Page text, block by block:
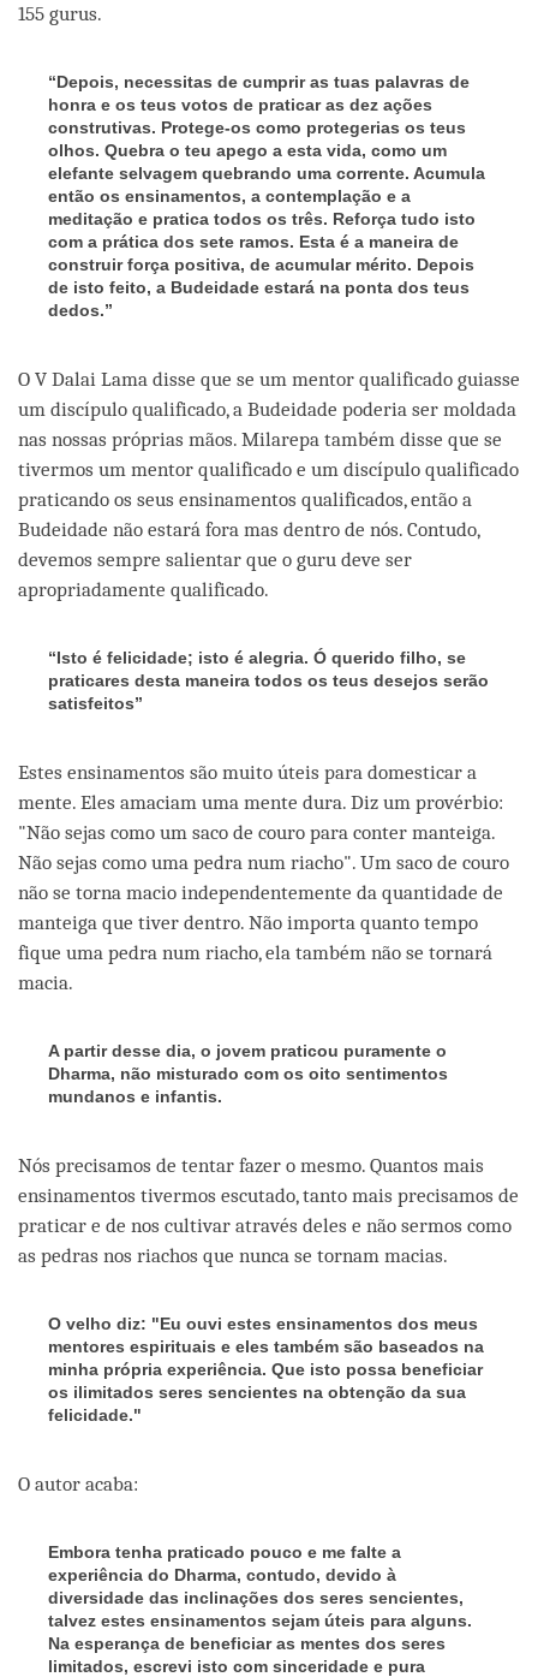
155 gurus.
“Depois, necessitas de cumprir as tuas palavras de
honra e os teus votos de praticar as dez ações
construtivas. Protege-os como protegerias os teus
olhos. Quebra o teu apego a esta vida, como um
elefante selvagem quebrando uma corrente. Acumula
então os ensinamentos, a contemplação e a
meditação e pratica todos os três. Reforça tudo isto
com a prática dos sete ramos. Esta é a maneira de
construir força positiva, de acumular mérito. Depois
de isto feito, a Budeidade estará na ponta dos teus
dedos.”
O V Dalai Lama disse que se um mentor qualificado guiasse
um discípulo qualificado, a Budeidade poderia ser moldada
nas nossas próprias mãos. Milarepa também disse que se
tivermos um mentor qualificado e um discípulo qualificado
praticando os seus ensinamentos qualificados, então a
Budeidade não estará fora mas dentro de nós. Contudo,
devemos sempre salientar que o guru deve ser
apropriadamente qualificado.
“Isto é felicidade; isto é alegria. Ó querido filho, se
praticares desta maneira todos os teus desejos serão
satisfeitos”
Estes ensinamentos são muito úteis para domesticar a
mente. Eles amaciam uma mente dura. Diz um provérbio:
"Não sejas como um saco de couro para conter manteiga.
Não sejas como uma pedra num riacho". Um saco de couro
não se torna macio independentemente da quantidade de
manteiga que tiver dentro. Não importa quanto tempo
fique uma pedra num riacho, ela também não se tornará
macia.
A partir desse dia, o jovem praticou puramente o
Dharma, não misturado com os oito sentimentos
mundanos e infantis.
Nós precisamos de tentar fazer o mesmo. Quantos mais
ensinamentos tivermos escutado, tanto mais precisamos de
praticar e de nos cultivar através deles e não sermos como
as pedras nos riachos que nunca se tornam macias.
O velho diz: "Eu ouvi estes ensinamentos dos meus
mentores espirituais e eles também são baseados na
minha própria experiência. Que isto possa beneficiar
os ilimitados seres sencientes na obtenção da sua
felicidade."
O autor acaba:
Embora tenha praticado pouco e me falte a
experiência do Dharma, contudo, devido à
diversidade das inclinações dos seres sencientes,
talvez estes ensinamentos sejam úteis para alguns.
Na esperança de beneficiar as mentes dos seres
limitados, escrevi isto com sinceridade e pura